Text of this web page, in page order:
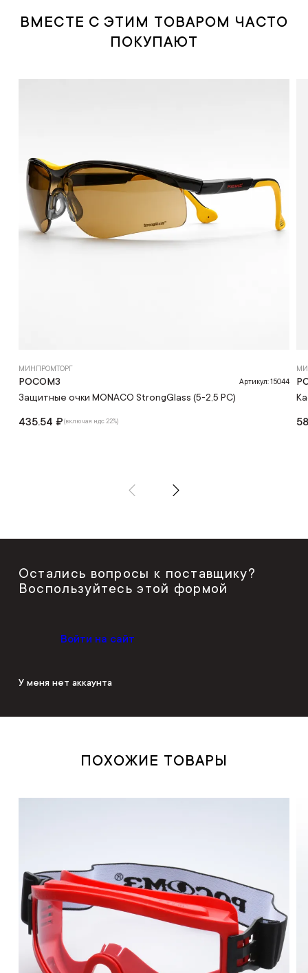
ВМЕСТЕ С ЭТИМ ТОВАРОМ ЧАСТО
ПОКУПАЮТ
МИНПРОМТОРГ
РОСОМЗ Артикул: 15044
Защитные очки MONACO StrongGlass (5-2,5 PC)
435.54 ₽(включая ндс 22%)
Остались вопросы к поставщику?
Воспользуйтесь этой формой
Войти на сайт
У меня нет аккаунта
ПОХОЖИЕ ТОВАРЫ